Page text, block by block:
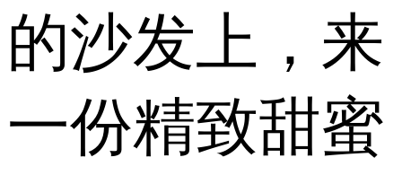
的沙发上，来
一份精致甜蜜